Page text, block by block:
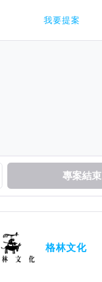
我要提案
專案結束
格林文化